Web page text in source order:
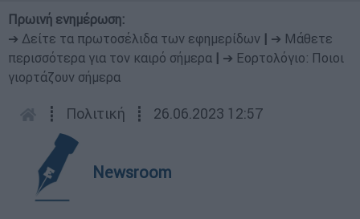
Πρωινή ενημέρωση:
➔ Δείτε τα πρωτοσέλιδα των εφημερίδων
➔ Μάθετε
περισσότερα για τον καιρό σήμερα
➔ Εορτολόγιο: Ποιοι
γιορτάζουν σήμερα
┋ Πολιτική ┋ 26.06.2023 12:57
Newsroom